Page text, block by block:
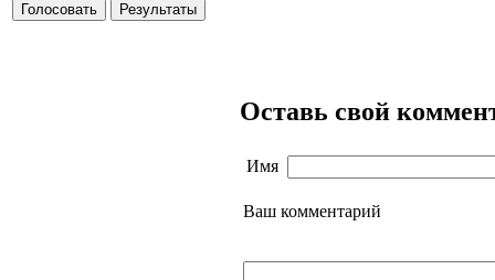
Оставь свой
Имя
Ваш комментарий